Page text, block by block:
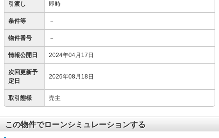
引渡し 即時
条件等 －
物件番号 －
情報公開日 2024年04月17日
次回更新予
定日
2026年08月18日
取引態様 売主
この物件でローンシミュレーションする